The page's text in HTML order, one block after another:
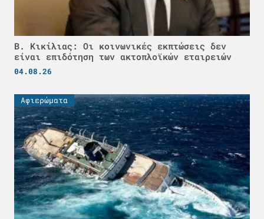
Β. Κικίλιας: Οι κοινωνικές εκπτώσεις δεν
είναι επιδότηση των ακτοπλοϊκών εταιρειών
04.08.26
Αφιερώματα